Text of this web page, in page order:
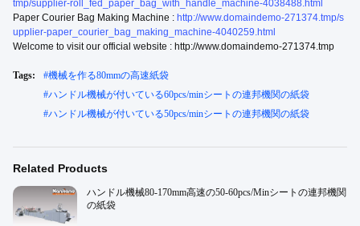
tmp/supplier-roll_fed_paper_bag_with_handle_machine-4038488.html
Paper Courier Bag Making Machine : http://www.domaindemo-271374.tmp/s
upplier-paper_courier_bag_making_machine-4040259.html
Welcome to visit our official website : http://www.domaindemo-271374.tmp
Tags: #機械を作る80mmの高速紙袋
#ハンドル機械が付いている60pcs/minシートの連邦機関の紙袋
#ハンドル機械が付いている50pcs/minシートの連邦機関の紙袋
Related Products
ハンドル機械80-170mm高速の50-60pcs/Minシートの連邦機関
の紙袋